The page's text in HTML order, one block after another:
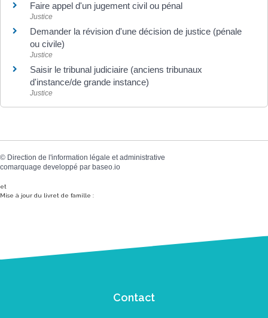
Faire appel d'un jugement civil ou pénal
Justice
Demander la révision d'une décision de justice (pénale
ou civile)
Justice
Saisir le tribunal judiciaire (anciens tribunaux
d'instance/de grande instance)
Justice
© Direction de l'information légale et administrative
comarquage developpé par baseo.io
et
Mise à jour du livret de famille :
Contact